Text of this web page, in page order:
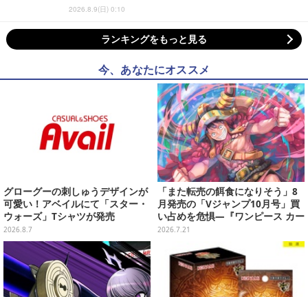
2026.8.9(日) 0:10
ランキングをもっと見る
今、あなたにオススメ
グローグーの刺しゅうデザインが
可愛い！アベイルにて「スター・
ウォーズ」Tシャツが発売
2026.8.7
「また転売の餌食になりそう」8
月発売の「Vジャンプ10月号」買
い占めを危惧―『ワンピース カー
ド』付録中止もやまぬ不安
2026.7.21